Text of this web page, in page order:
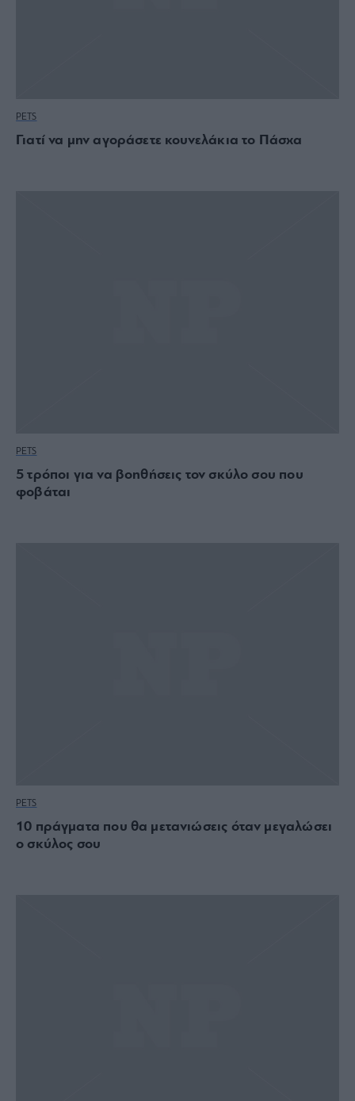
PETS
Γιατί να μην αγοράσετε κουνελάκια το Πάσχα
PETS
5 τρόποι για να βοηθήσεις τον σκύλο σου που
φοβάται
PETS
10 πράγματα που θα μετανιώσεις όταν μεγαλώσει
ο σκύλος σου